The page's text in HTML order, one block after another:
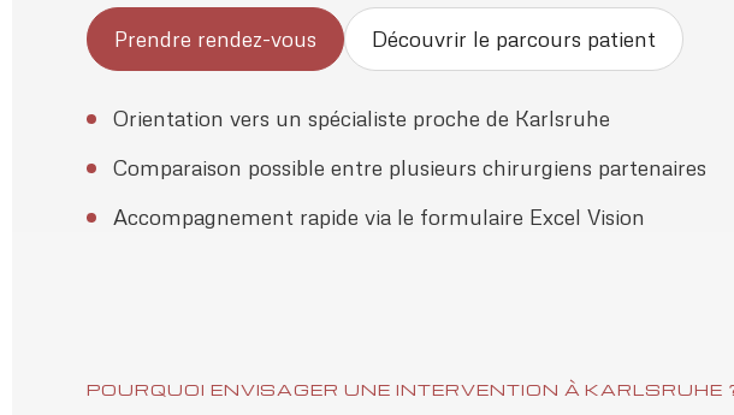
Prendre rendez-vous Découvrir le parcours patient
Orientation vers un spécialiste proche de Karlsruhe
Comparaison possible entre plusieurs chirurgiens partenaires
Accompagnement rapide via le formulaire Excel Vision
POURQUOI ENVISAGER UNE INTERVENTION À KARLSRUHE